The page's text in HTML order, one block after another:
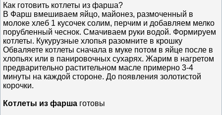
Как готовить котлеты из фарша?
В Фарш вмешиваем яйцо, майонез, размоченный в
молоке хлеб 1 кусочек солим, перчим и добавляем мелко
порубленный чеснок. Смачиваем руки водой. Формируем
котлеты. Кукурузные хлопья разомните в крошку
Обваляете котлеты сначала в муке потом в яйце после в
хлопьях или в панировочных сухарях. Жарим в нагретом
предварительно растительном масле примерно 3-4
минуты на каждой стороне. До появления золотистой
корочки.
Котлеты из фарша готовы